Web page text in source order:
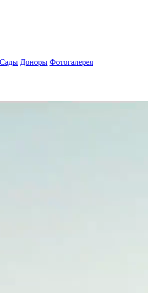
Сады Доноры Фотогалерея